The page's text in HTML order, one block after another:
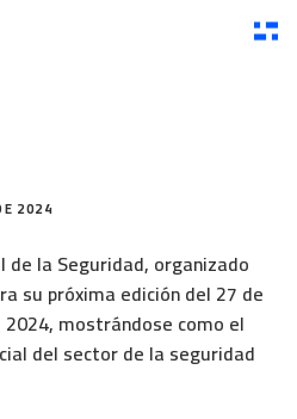
2024
de la Seguridad, organizado
su próxima edición del 27 de
mostrándose como el
del sector de la seguridad